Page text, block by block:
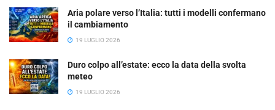
Aria polare verso l’Italia: tutti i modelli confermano
il cambiamento
19 LUGLIO 2026
Duro colpo all’estate: ecco la data della svolta
meteo
19 LUGLIO 2026